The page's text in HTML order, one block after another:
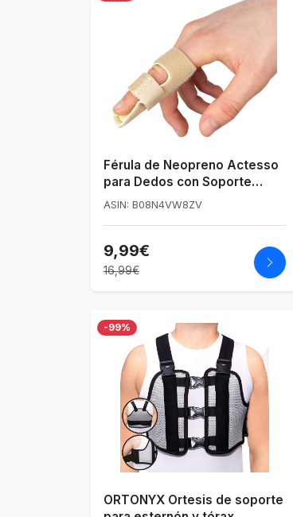
Férula de Neopreno Actesso
para Dedos con Soporte
Metálico
ASIN: B08N4VW8ZV
9,99€
16,99€
-99%
ORTONYX Ortesis de soporte